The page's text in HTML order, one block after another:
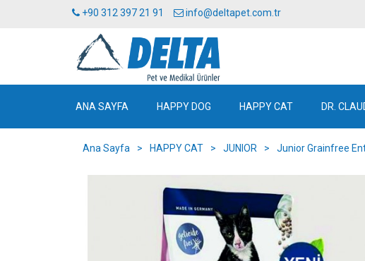
+90 312 397 21 91 info@deltapet.com.tr
ANA SAYFA HAPPY DOG HAPPY CAT DR.
Ana Sayfa > HAPPY CAT > JUNIOR > Junior Grainfree